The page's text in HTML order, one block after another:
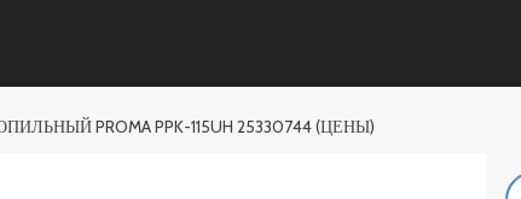
PROMA PPK-115UH 25330744 (ЦЕНЫ)